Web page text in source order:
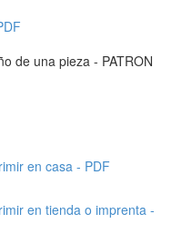
de una pieza - PATRON
en casa - PDF
en tienda o imprenta -